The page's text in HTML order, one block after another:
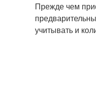
Прежде чем
учитывать и